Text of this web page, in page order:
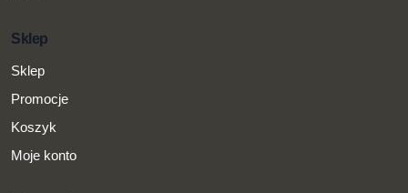
Sklep
Sklep
Promocje
Koszyk
Moje konto